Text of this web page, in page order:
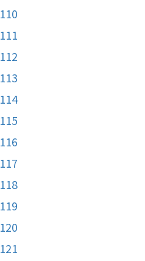
110
111
112
113
114
115
116
117
118
119
120
121